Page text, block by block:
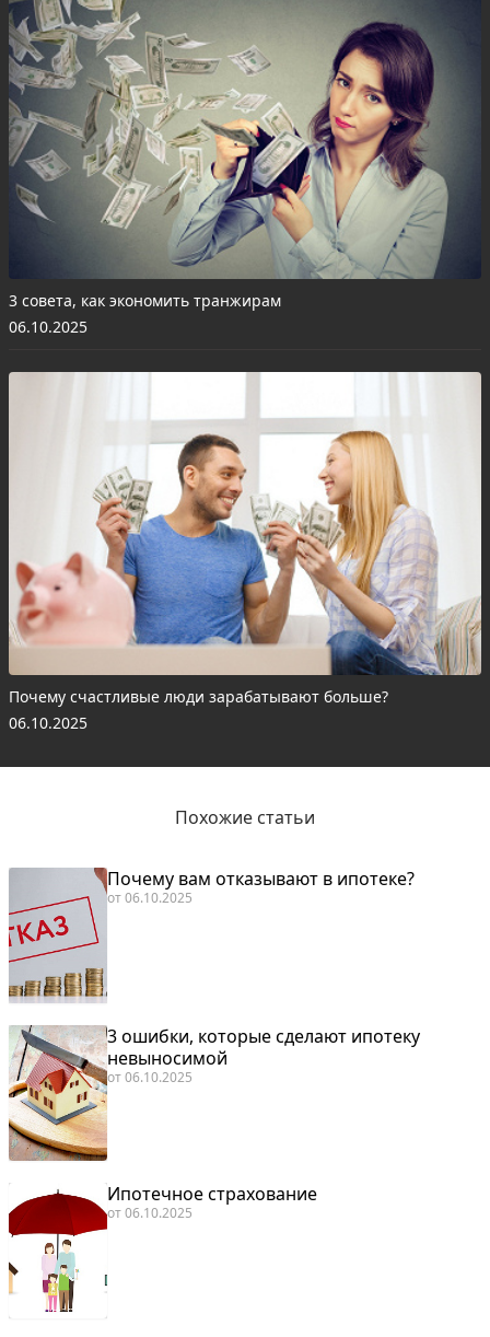
3 совета, как экономить транжирам
06.10.2025
Почему счастливые люди зарабатывают больше?
06.10.2025
Похожие статьи
Почему вам отказывают в ипотеке?
от06.10.2025
3 ошибки, которые сделают ипотеку
невыносимой
от06.10.2025
Ипотечное страхование
от06.10.2025